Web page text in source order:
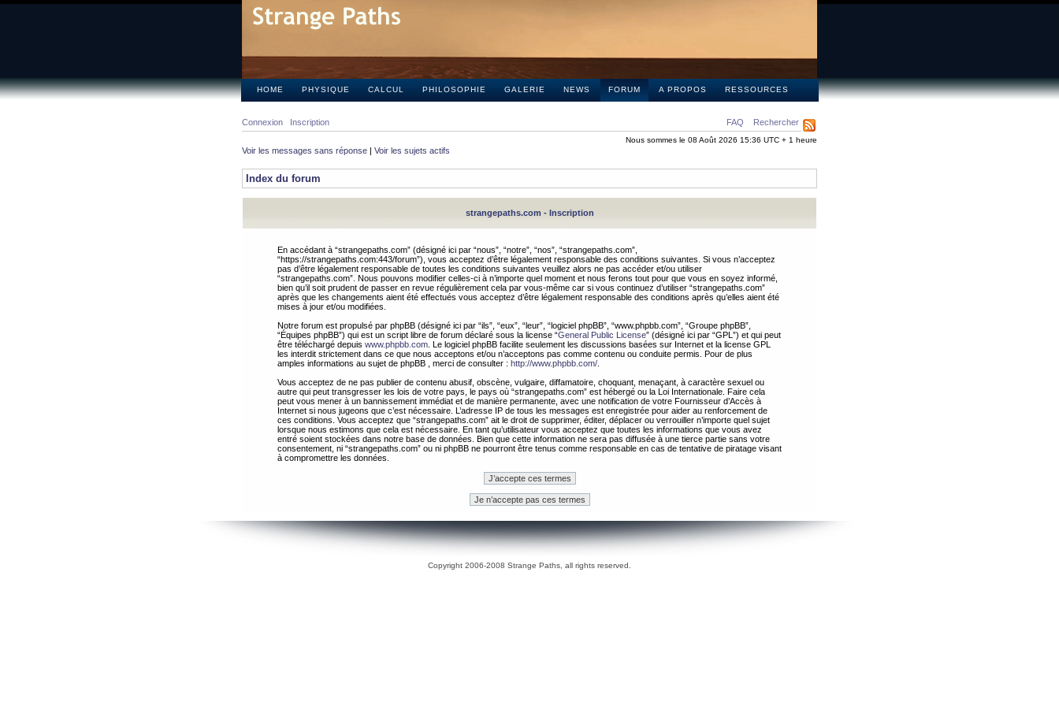
HOME PHYSIQUE CALCUL PHILOSOPHIE GALERIE NEWS FORUM A PROPOS RESSOURCES
FAQ Rechercher
Connexion Inscription
Nous sommes le 08 Août 2026 15:36 UTC + 1 heure
Voir les messages sans réponse | Voir les sujets actifs
Index du forum
strangepaths.com - Inscription
En accédant à “strangepaths.com” (désigné ici par “nous”, “notre”, “nos”, “strangepaths.com”,
“https://strangepaths.com:443/forum”), vous acceptez d’être légalement responsable des conditions suivantes. Si vous n’acceptez
pas d’être légalement responsable de toutes les conditions suivantes veuillez alors ne pas accéder et/ou utiliser
“strangepaths.com”. Nous pouvons modifier celles-ci à n’importe quel moment et nous ferons tout pour que vous en soyez informé,
bien qu’il soit prudent de passer en revue régulièrement cela par vous-même car si vous continuez d’utiliser “strangepaths.com”
après que les changements aient été effectués vous acceptez d’être légalement responsable des conditions après qu’elles aient été
mises à jour et/ou modifiées.
Notre forum est propulsé par phpBB (désigné ici par “ils”, “eux”, “leur”, “logiciel phpBB”, “www.phpbb.com”, “Groupe phpBB”,
“Équipes phpBB”) qui est un script libre de forum déclaré sous la license “General Public License” (désigné ici par “GPL”) et qui peut
être téléchargé depuis www.phpbb.com . Le logiciel phpBB facilite seulement les discussions basées sur Internet et la license GPL
les interdit strictement dans ce que nous acceptons et/ou n’acceptons pas comme contenu ou conduite permis. Pour de plus
amples informations au sujet de phpBB , merci de consulter : http://www.phpbb.com/
Vous acceptez de ne pas publier de contenu abusif, obscène, vulgaire, diffamatoire, choquant, menaçant, à caractère sexuel ou
autre qui peut transgresser les lois de votre pays, le pays où “strangepaths.com” est hébergé ou la Loi Internationale. Faire cela
peut vous mener à un bannissement immédiat et de manière permanente, avec une notification de votre Fournisseur d’Accès à
Internet si nous jugeons que c’est nécessaire. L’adresse IP de tous les messages est enregistrée pour aider au renforcement de
ces conditions. Vous acceptez que “strangepaths.com” ait le droit de supprimer, éditer, déplacer ou verrouiller n’importe quel sujet
lorsque nous estimons que cela est nécessaire. En tant qu’utilisateur vous acceptez que toutes les informations que vous avez
entré soient stockées dans notre base de données. Bien que cette information ne sera pas diffusée à une tierce partie sans votre
consentement, ni “strangepaths.com” ou ni phpBB ne pourront être tenus comme responsable en cas de tentative de piratage visant
à compromettre les données.
Copyright 2006-2008 Strange Paths, all rights reserved.